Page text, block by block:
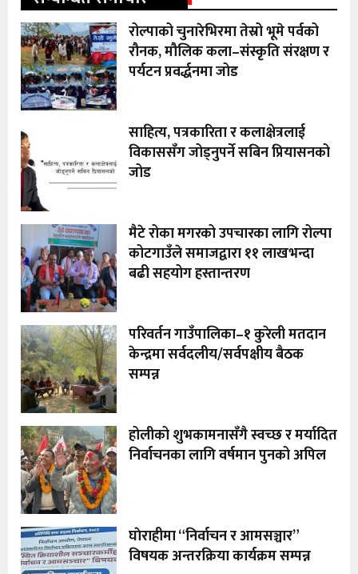
रोल्पाको चुनारेभिरमा तेस्रो भूमे पर्वको
रौनक, मौलिक कला–संस्कृति संरक्षण र
पर्यटन प्रवर्द्धनमा जोड
साहित्य, पत्रकारिता र कलाक्षेत्रलाई
विकाससँग जोड्नुपर्ने सबिन प्रियासनको
जोड
मैटे रोका मगरको उपचारका लागि रोल्पा
कोटगाउँले समाजद्वारा ११ लाखभन्दा
बढी सहयोग हस्तान्तरण
परिवर्तन गाउँपालिका–१ कुरेली मतदान
केन्द्रमा सर्वदलीय/सर्वपक्षीय बैठक
सम्पन्न
होलीको शुभकामनासँगै स्वच्छ र मर्यादित
निर्वाचनका लागि वर्षमान पुनको अपिल
घाेराहीमा “निर्वाचन र आमसञ्चार”
विषयक अन्तरक्रिया कार्यक्रम सम्पन्न